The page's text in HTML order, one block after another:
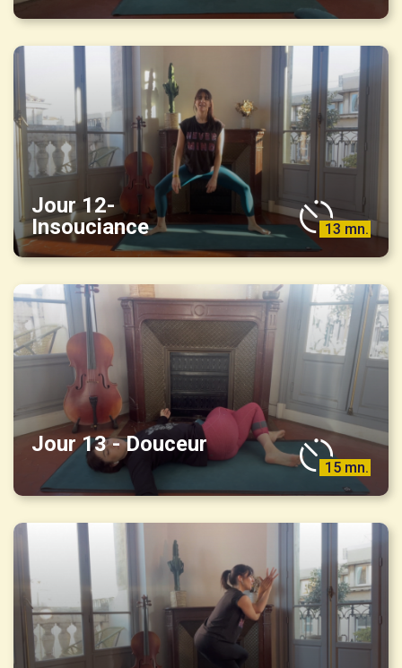
Jour 12-
Insouciance
13 mn.
Jour 13 - Douceur
15 mn.